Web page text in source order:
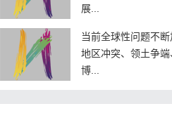
展...
当前全球性问题不断
地区冲突、领土争端
博...